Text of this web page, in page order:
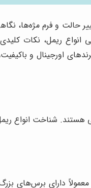
و فرم مژه‌ها،
ریمل، نکات
اورجینال و
هستند. شناخت انواع
دارای برس‌های